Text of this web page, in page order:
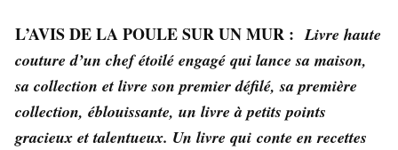
L’AVIS DE LA POULE SUR UN MUR : Livre haute
couture d’un chef étoilé engagé qui lance sa maison,
sa collection et livre son premier défilé, sa première
collection, éblouissante, un livre à petits points
gracieux et talentueux. Un livre qui conte en recettes